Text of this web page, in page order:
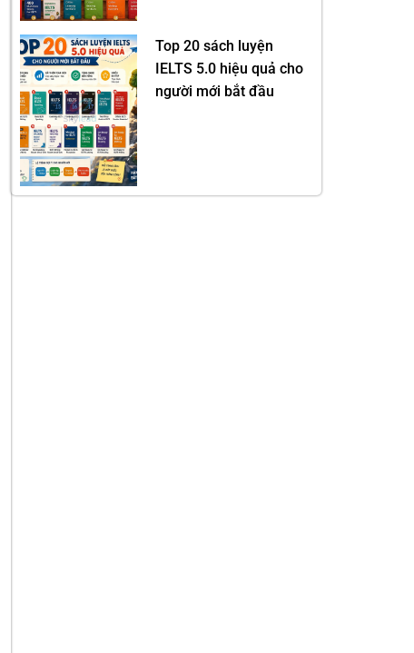
Top 20 sách luyện
IELTS 5.0 hiệu quả cho
người mới bắt đầu